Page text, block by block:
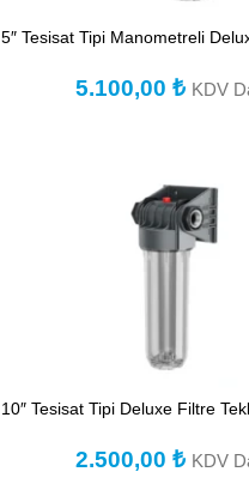
5″ Tesisat Tipi Manometreli
5.100,00₺ KDV
10″ Tesisat Tipi Deluxe Filtre
2.500,00₺ KDV